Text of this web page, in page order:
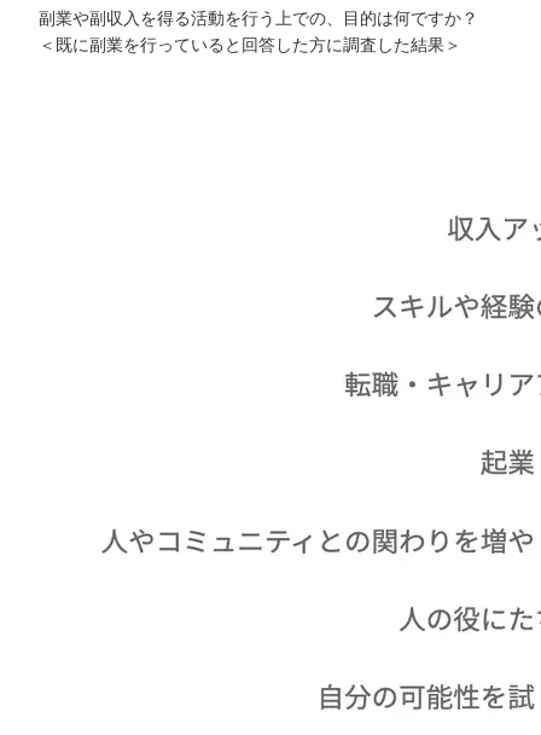
副業や副収入を得る活動を行う上での、目的は何ですか？
＜既に副業を行っていると回答した方に調査した結果＞